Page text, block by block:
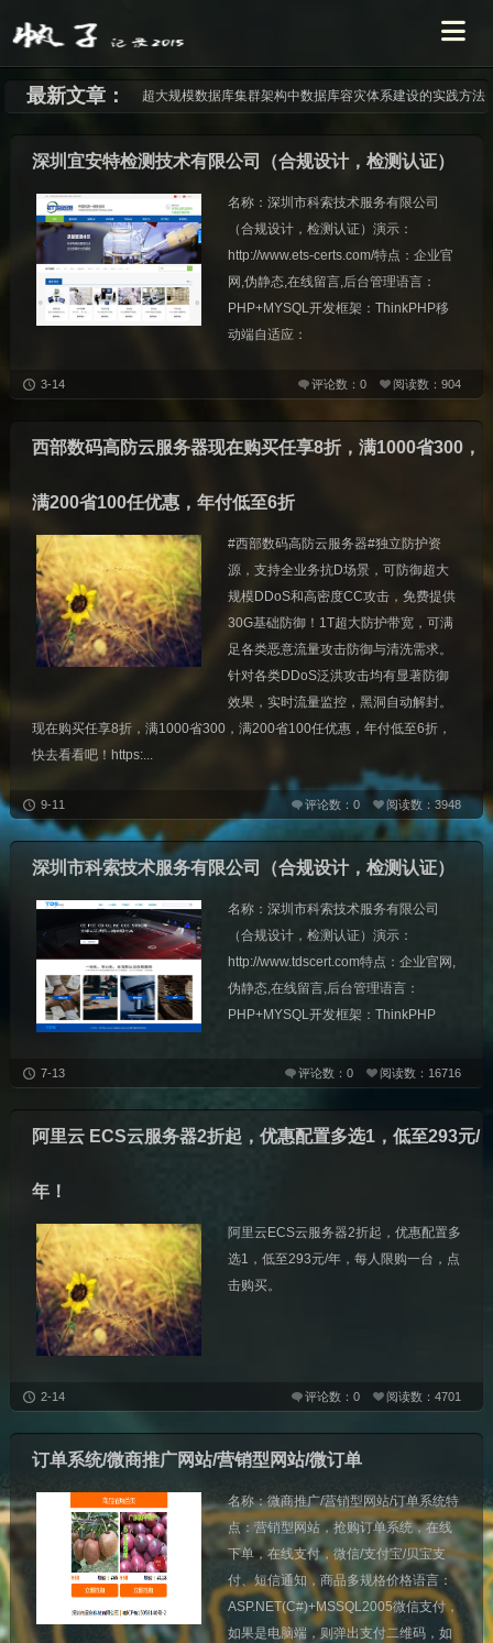
最新文章： 停更 5 年后，jq 迎来更新
深圳宜安特检测技术有限公司（合规设计，检测认证）
名称：深圳市科索技术服务有限公司
（合规设计，检测认证）演示：
http://www.ets-certs.com/特点：企业官
网,伪静态,在线留言,后台管理语言：
PHP+MYSQL开发框架：ThinkPHP移
动端自适应：
阅读数：904
评论数：0
3-14
西部数码高防云服务器现在购买任享8折，满1000省300，
满200省100任优惠，年付低至6折
#西部数码高防云服务器#独立防护资
源，支持全业务抗D场景，可防御超大
规模DDoS和高密度CC攻击，免费提供
30G基础防御！1T超大防护带宽，可满
足各类恶意流量攻击防御与清洗需求。
针对各类DDoS泛洪攻击均有显著防御
效果，实时流量监控，黑洞自动解封。
现在购买任享8折，满1000省300，满200省100任优惠，年付低至6折，
快去看看吧！https:...
阅读数：3948
评论数：0
9-11
深圳市科索技术服务有限公司（合规设计，检测认证）
名称：深圳市科索技术服务有限公司
（合规设计，检测认证）演示：
http://www.tdscert.com特点：企业官网,
伪静态,在线留言,后台管理语言：
PHP+MYSQL开发框架：ThinkPHP
阅读数：16716
评论数：0
7-13
阿里云 ECS云服务器2折起，优惠配置多选1，低至293元/
年！
阿里云ECS云服务器2折起，优惠配置多
选1，低至293元/年，每人限购一台，点
击购买。
阅读数：4701
评论数：0
2-14
订单系统/微商推广网站/营销型网站/微订单
名称：微商推广/营销型网站/订单系统特
点：营销型网站，抢购订单系统，在线
下单，在线支付，微信/支付宝/贝宝支
付、短信通知，商品多规格价格语言：
ASP.NET(C#)+MSSQL2005微信支付，
如果是电脑端，则弹出支付二维码，如